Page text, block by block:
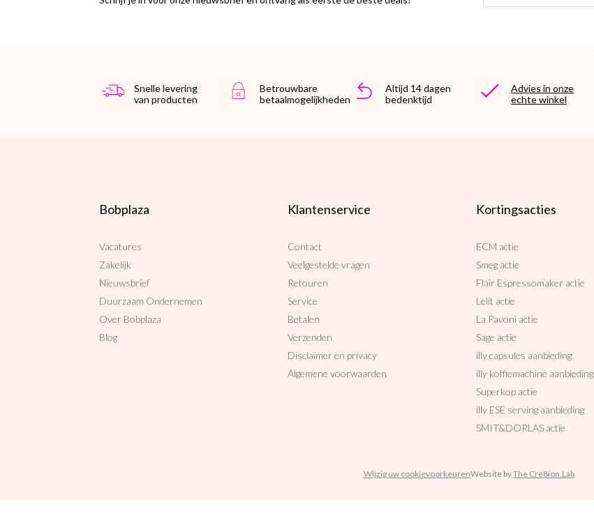
Snelle levering
van producten
Betrouwbare
betaalmogelijkheden
Altijd 14 dagen
bedenktijd
Advies in onze
echte winkel
Bobplaza
Vacatures
Zakelijk
Nieuwsbrief
Duurzaam Ondernemen
Over Bobplaza
Blog
Klantenservice
Contact
Veelgestelde vragen
Retouren
Service
Betalen
Verzenden
Disclaimer en privacy
Algemene voorwaarden
Kortingsacties
ECM actie
Smeg actie
Flair Espressomaker actie
Lelit actie
La Pavoni actie
Sage actie
illy capsules aanbieding
illy koffiemachine aanbieding
Superkop actie
illy ESE serving aanbieding
SMIT&DORLAS actie
Wijzig uw cookievoorkeurenWebsite byThe Cre8ion.Lab